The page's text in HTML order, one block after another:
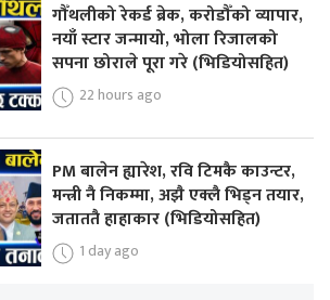
गौँथलीको रेकर्ड ब्रेक, करोडौँको व्यापार,
नयाँ स्टार जन्मायो, भोला रिजालको
सपना छोराले पूरा गरे (भिडियोसहित)
22 hours ago
PM बालेन ह्यारेश, रवि टिमकै काउन्टर,
मन्त्री नै निकम्मा, अझै एक्लै भिड्न तयार,
जताततै हाहाकार (भिडियोसहित)
1 day ago